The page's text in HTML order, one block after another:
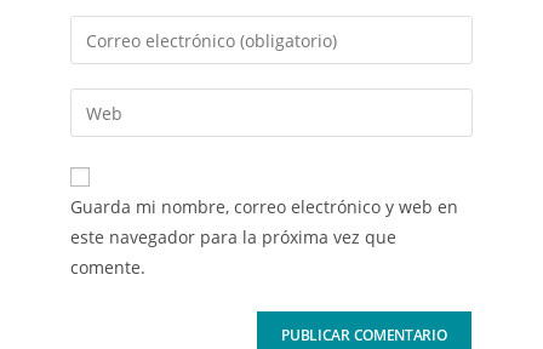
Guarda mi nombre, correo electrónico y web en
este navegador para la próxima vez que
comente.